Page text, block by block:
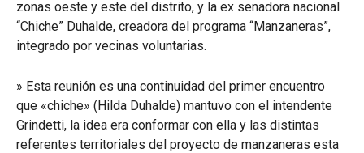
zonas oeste y este del distrito, y la ex senadora nacional
“Chiche” Duhalde, creadora del programa “Manzaneras”,
integrado por vecinas voluntarias.
» Esta reunión es una continuidad del primer encuentro
que «chiche» (Hilda Duhalde) mantuvo con el intendente
Grindetti, la idea era conformar con ella y las distintas
referentes territoriales del proyecto de manzaneras esta